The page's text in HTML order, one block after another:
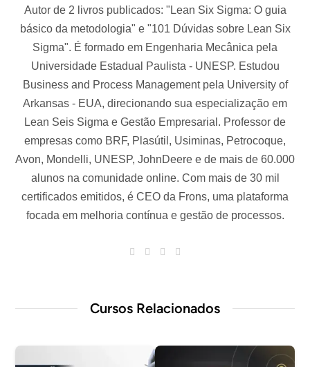
Autor de 2 livros publicados: "Lean Six Sigma: O guia
básico da metodologia" e "101 Dúvidas sobre Lean Six
Sigma". É formado em Engenharia Mecânica pela
Universidade Estadual Paulista - UNESP. Estudou
Business and Process Management pela University of
Arkansas - EUA, direcionando sua especialização em
Lean Seis Sigma e Gestão Empresarial. Professor de
empresas como BRF, Plasútil, Usiminas, Petrocoque,
Avon, Mondelli, UNESP, JohnDeere e de mais de 60.000
alunos na comunidade online. Com mais de 30 mil
certificados emitidos, é CEO da Frons, uma plataforma
focada em melhoria contínua e gestão de processos.
e
r
r
I
Cursos Relacionados